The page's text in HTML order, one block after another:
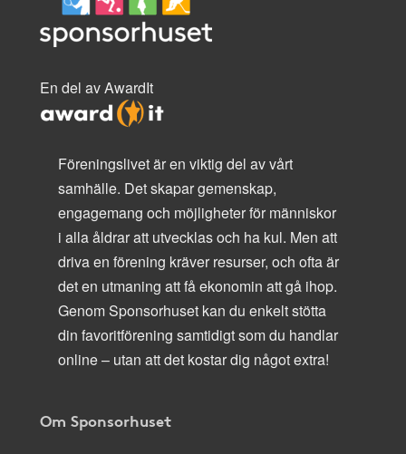
En del av AwardIt
Föreningslivet är en viktig del av vårt
samhälle. Det skapar gemenskap,
engagemang och möjligheter för människor
i alla åldrar att utvecklas och ha kul. Men att
driva en förening kräver resurser, och ofta är
det en utmaning att få ekonomin att gå ihop.
Genom Sponsorhuset kan du enkelt stötta
din favoritförening samtidigt som du handlar
online – utan att det kostar dig något extra!
Om Sponsorhuset